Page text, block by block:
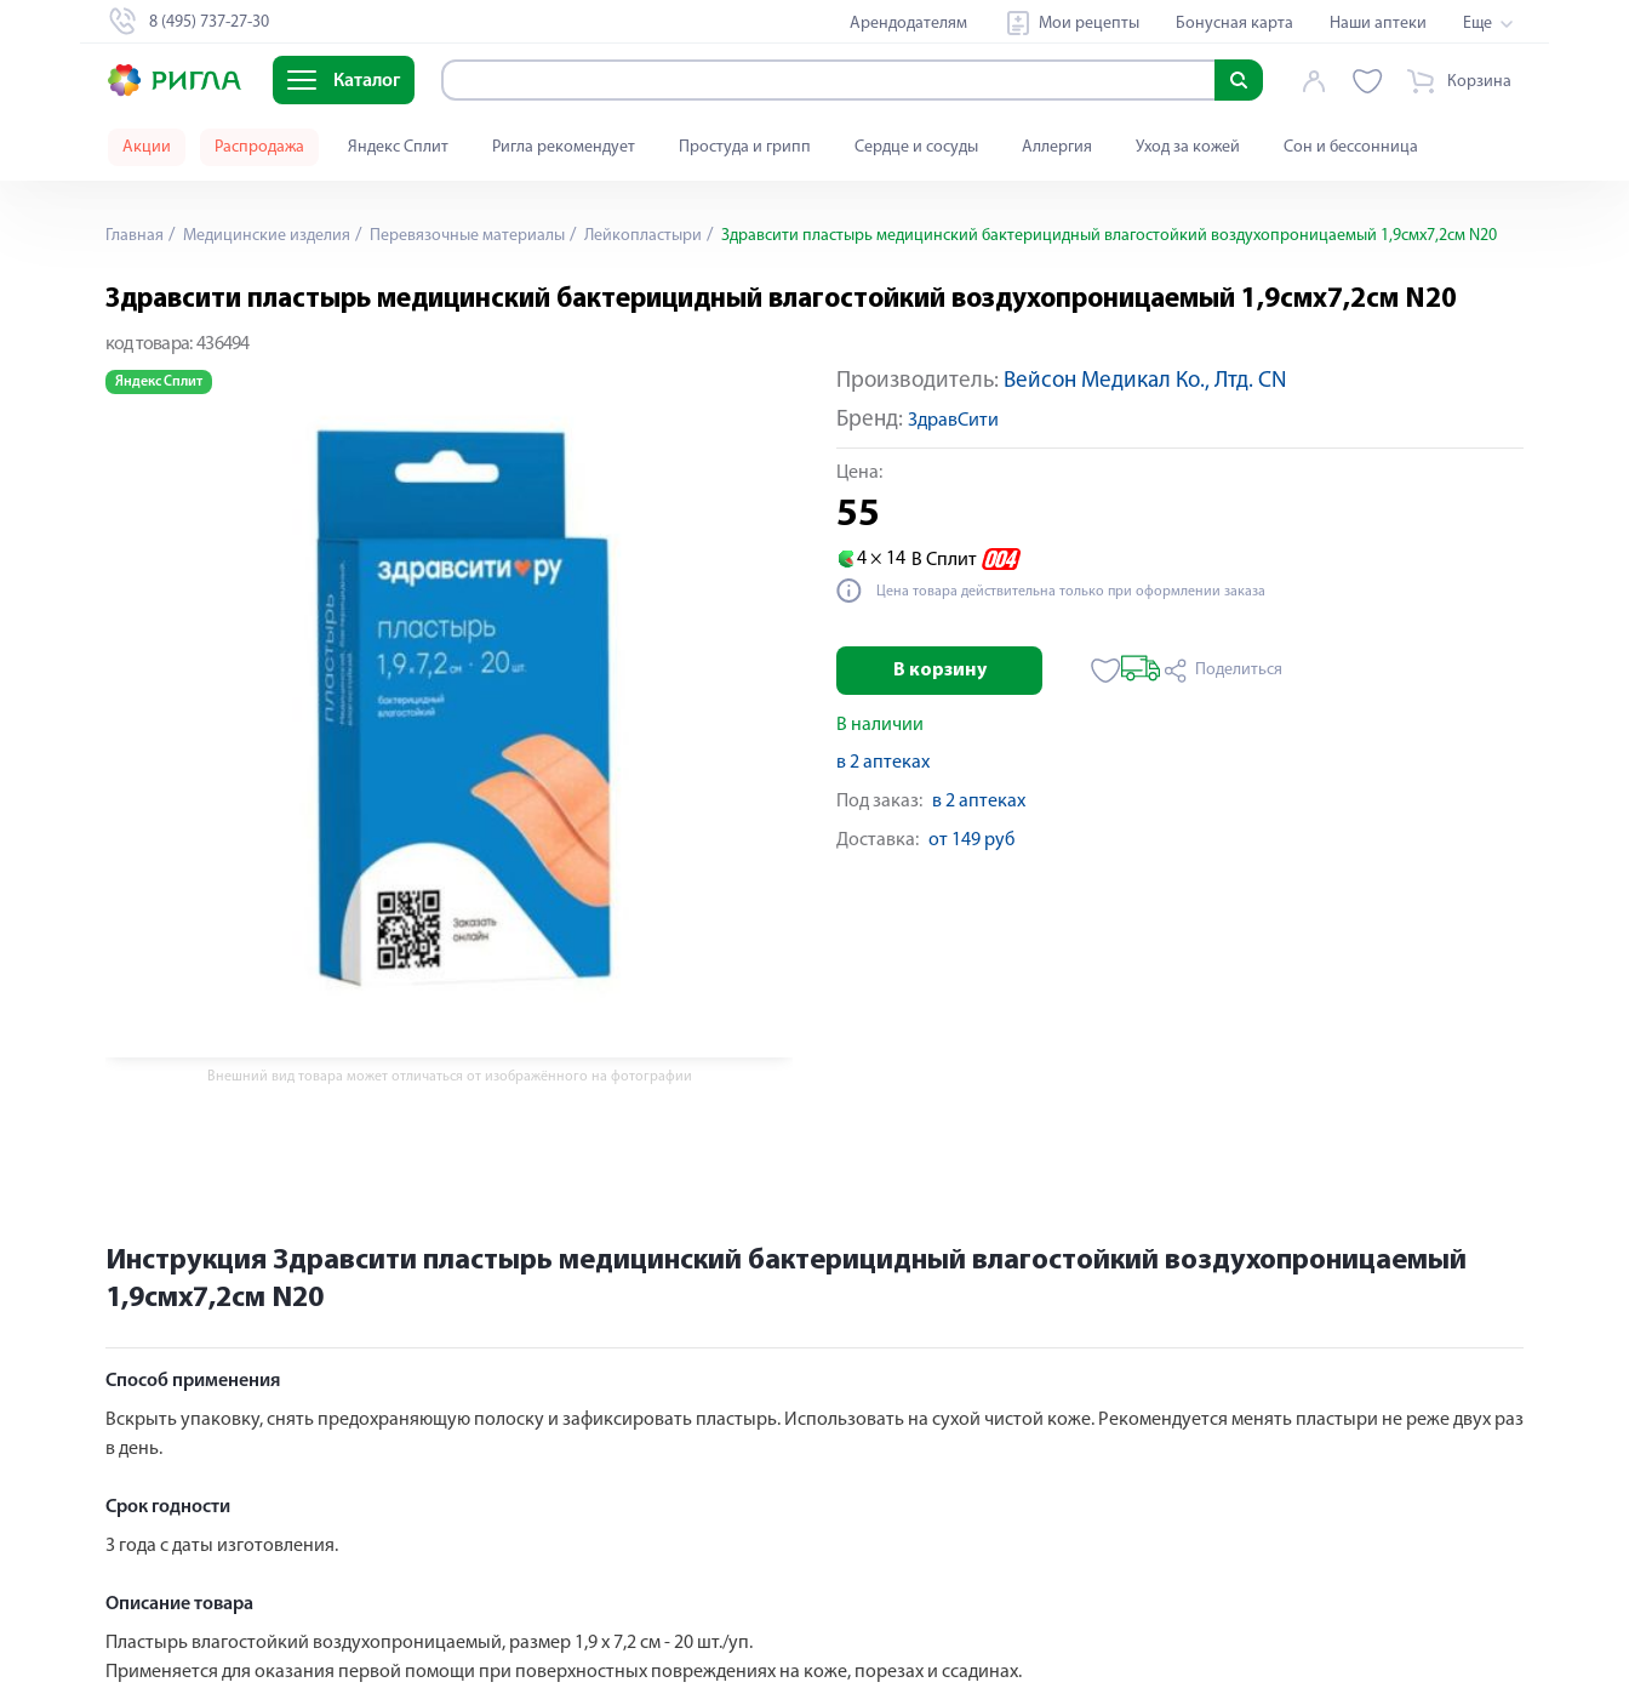
8 (495) 737-27-30 Арендодателям Мои рецепты Бонусная карта Наши аптеки Еще
Каталог Корзина
Акции Распродажа Яндекс Сплит Ригла рекомендует Простуда и грипп Сердце и сосуды Аллергия Уход за кожей Сон и бессонница
Главная Медицинские изделия Перевязочные материалы Лейкопластыри Здравсити пластырь медицинский бактерицидный влагостойкий воздухопроницаемый 1,9смх7,2см N20
Здравсити пластырь медицинский бактерицидный влагостойкий воздухопроницаемый 1,9смх7,2см N20
код товара: 436494
Яндекс Сплит
Внешний вид товара может отличаться от изображённого на фотографии
Производитель: Вейсон Медикал Ко., Лтд. CN
Бренд: ЗдравСити
Цена:
55
4 × 14 В Сплит
Цена товара действительна только при оформлении заказа
В корзину Поделиться
В наличии
в 2 аптеках
Под заказ: в 2 аптеках
Доставка: от 149 руб
Инструкция Здравсити пластырь медицинский бактерицидный влагостойкий воздухопроницаемый
1,9смх7,2см N20
Способ применения
Вскрыть упаковку, снять предохраняющую полоску и зафиксировать пластырь. Использовать на сухой чистой коже. Рекомендуется менять пластыри не реже двух раз
в день.
Срок годности
3 года с даты изготовления.
Описание товара
Пластырь влагостойкий воздухопроницаемый, размер 1,9 х 7,2 см - 20 шт./уп.
Применяется для оказания первой помощи при поверхностных повреждениях на коже, порезах и ссадинах.